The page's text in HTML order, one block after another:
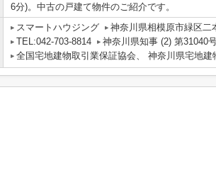
6分)。中古の戸建て物件のご紹介です。
スマートハウジング
神奈川県相模原市緑区
TEL:042-703-8814
神奈川県知事 (2) 第31040
全国宅地建物取引業保証協会、 神奈川県宅地建